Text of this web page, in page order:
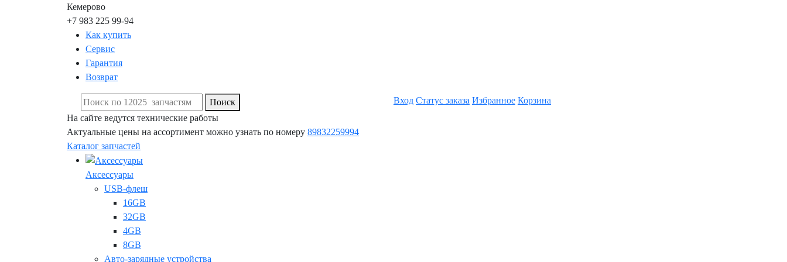
Кемерово
+7 983 225 99-94
Как купить
Сервис
Гарантия
Возврат
Поиск Вход Статус заказа Избранное Корзина
На сайте ведутся технические работы
Актуальные цены на ассортимент можно узнать по номеру 89832259994
Каталог запчастей
Аксессуары
USB-флеш
16GB
32GB
4GB
8GB
Авто-зарядные устройства